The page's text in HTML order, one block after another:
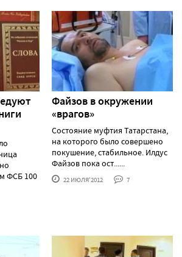
ФСБ 100
Файзов в окружении
«врагов»
Состояние муфтия Татарстана,
на которого было совершено
покушение, стабильное. Илдус
Файзов пока ост......
22 ИЮЛЯ'2012 7